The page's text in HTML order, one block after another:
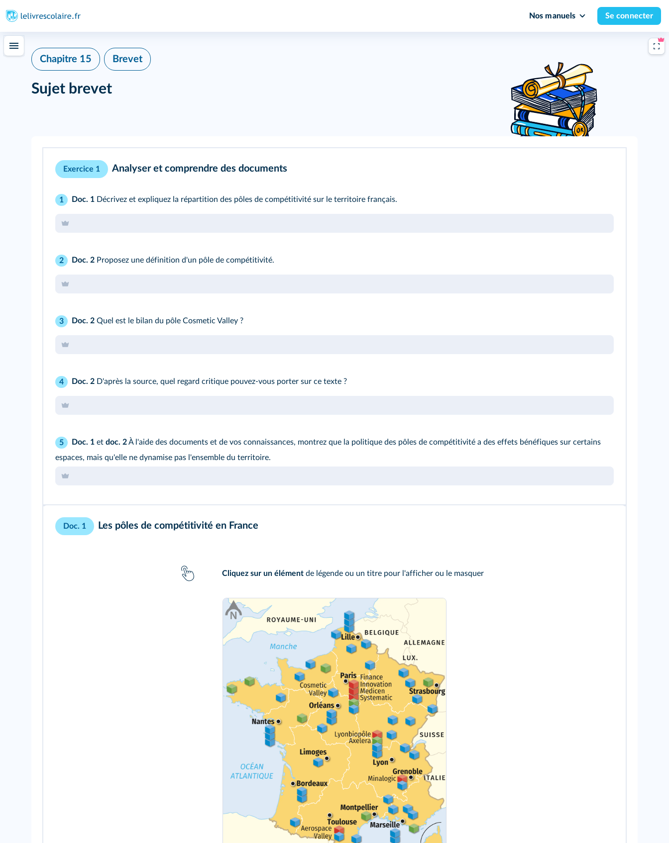
Nos manuels Se connecter
Chapitre 15 Brevet
Sujet brevet
Exercice 1 Analyser et comprendre des documents
1 Doc. 1 Décrivez et expliquez la répartition des pôles de compétitivité sur le territoire français.
2 Doc. 2 Proposez une définition d'un pôle de compétitivité.
3 Doc. 2 Quel est le bilan du pôle Cosmetic Valley ?
4 Doc. 2 D'après la source, quel regard critique pouvez-vous porter sur ce texte ?
5 Doc. 1 et doc. 2À l'aide des documents et de vos connaissances, montrez que la politique des pôles de compétitivité a des effets bénéfiques sur certains
espaces, mais qu'elle ne dynamise pas l'ensemble du territoire.
Doc. 1 Les pôles de compétitivité en France
Cliquez sur un élément de légende ou un titre pour l'afficher ou le masquer